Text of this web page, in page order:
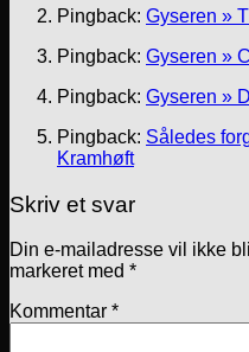
Pingback: Gyseren »
Pingback: Gyseren »
Pingback: Gyseren »
Pingback: Således
Kramhøft
Skriv et svar
Din e-mailadresse vil ikke
markeret med *
Kommentar *